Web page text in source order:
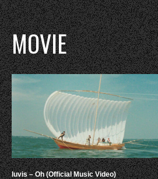
MOVIE
luvis – Oh (Official Music Video)